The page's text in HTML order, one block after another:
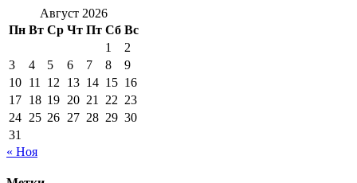
Август 2026
Пн Вт Ср Чт Пт Сб Вс
1
2
3
4 5 6 7 8
9
10 11 12 13 14 15 16
17 18 19 20 21 22 23
24 25 26 27 28 29 30
31
« Ноя